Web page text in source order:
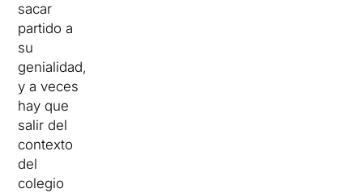
sacar
partido a
su
genialidad,
y a veces
hay que
salir del
contexto
del
colegio